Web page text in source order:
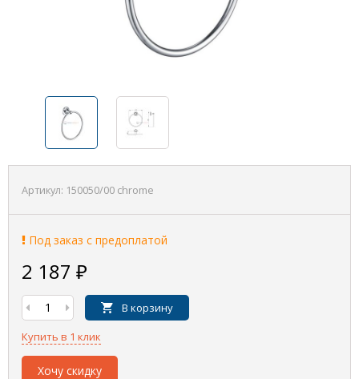
Артикул: 150050/00 chrome
Под заказ с предоплатой
2 187 ₽
В корзину
Купить в 1 клик
Хочу скидку